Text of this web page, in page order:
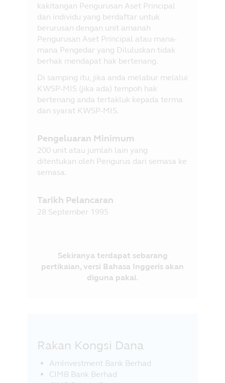
kakitangan Pengurusan Aset Principal
dan individu yang berdaftar untuk
berurusan dengan unit amanah
Pengurusan Aset Principal atau mana-
mana Pengedar yang Diluluskan tidak
berhak mendapat hak bertenang.
Di samping itu, jika anda melabur melalui
KWSP-MIS (jika ada) tempoh hak
bertenang anda tertakluk kepada terma
dan syarat KWSP-MIS.
Pengeluaran Minimum
200 unit atau jumlah lain yang
ditentukan oleh Pengurus dari semasa ke
semasa.
Tarikh Pelancaran
28 September 1995
Sekiranya terdapat sebarang
pertikaian, versi Bahasa Inggeris akan
diguna pakai.
Rakan Kongsi Dana
AmInvestment Bank Berhad
CIMB Bank Berhad